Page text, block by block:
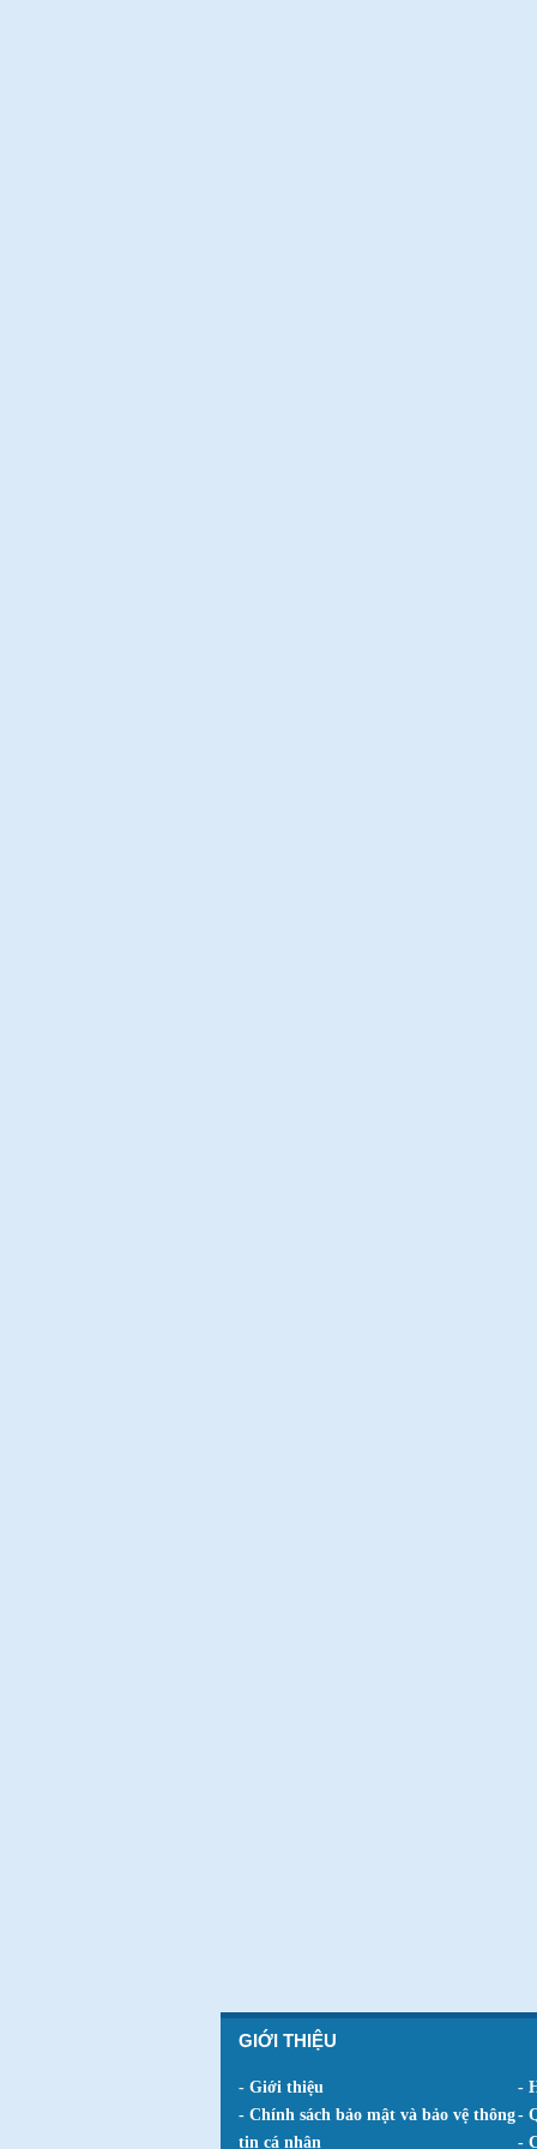
GIỚI THIỆU
- Giới thiệu
-
- Chính sách bảo mật và bảo vệ thông
tin cá nhân
-
-